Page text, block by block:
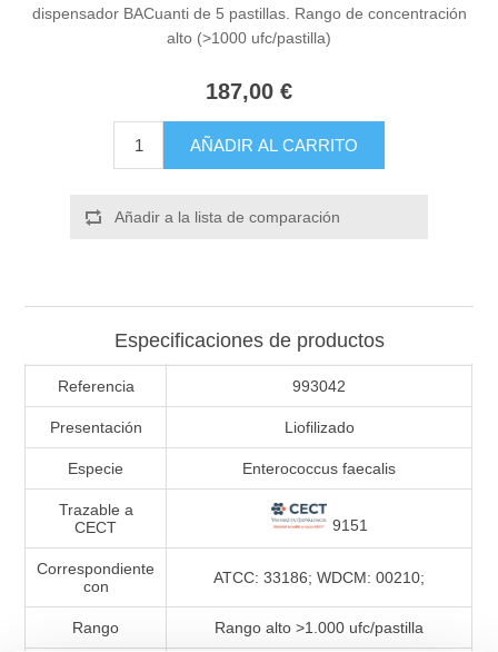
dispensador BACuanti de 5 pastillas. Rango de concentración
alto (>1000 ufc/pastilla)
187,00 €
AÑADIR AL CARRITO
Añadir a la lista de comparación
Especificaciones de productos
Referencia 993042
Presentación Liofilizado
Especie Enterococcus faecalis
Trazable a
CECT
9151
Correspondiente
con
ATCC: 33186; WDCM: 00210;
Rango Rango alto >1.000 ufc/pastilla